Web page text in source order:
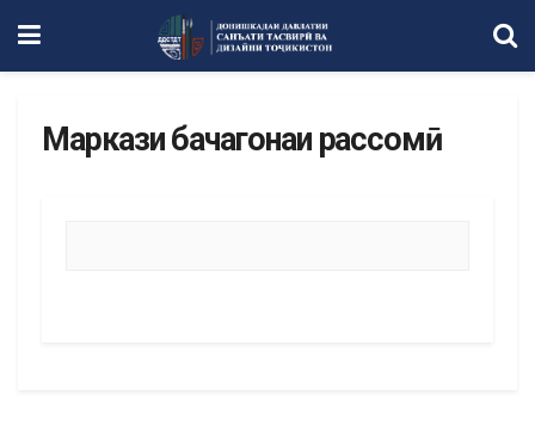
Маркази бачагонаи рассомӣ